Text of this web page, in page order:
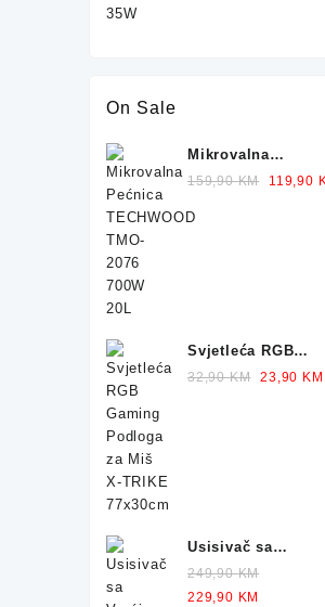
On Sale
Mikrovalna
Pećnica
2076 700W 20L
159,90KM
Original
119,90
Svjetleća RGB
Gaming Podloga
32,90KM
Original
23,90 KM
Usisivač sa
Vrećicom HOOVER
Telios Plus TE70
249,90KM
Original
229,90 KM